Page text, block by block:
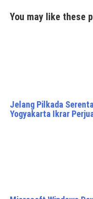
You may like these
Jelang Pilkada
Yogyakarta Ikrar